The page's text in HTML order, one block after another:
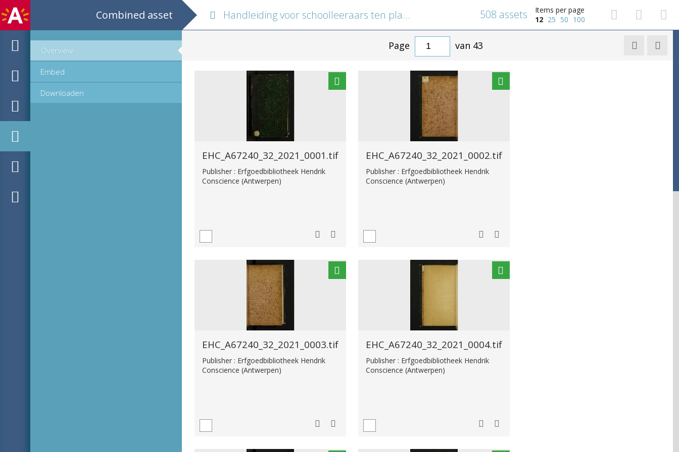
Combined asset
Overview
Embed
Downloaden
Handleiding voor schoolleeraars ten platte lande
Items per page
12 25 50 100
508 assets
Page van 43  
EHC_A67240_32_2021_0001.tif
Publisher : Erfgoedbibliotheek Hendrik
Conscience (Antwerpen)
EHC_A67240_32_2021_0002.tif
Publisher : Erfgoedbibliotheek Hendrik
Conscience (Antwerpen)
EHC_A67240_32_2021_0003.tif
Publisher : Erfgoedbibliotheek Hendrik
Conscience (Antwerpen)
EHC_A67240_32_2021_0004.tif
Publisher : Erfgoedbibliotheek Hendrik
Conscience (Antwerpen)